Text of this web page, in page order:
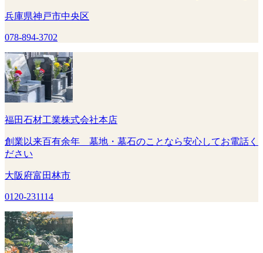
兵庫県神戸市中央区
078-894-3702
福田石材工業株式会社本店
創業以来百有余年 墓地・墓石のことなら安心してお電話く
ださい
大阪府富田林市
0120-231114